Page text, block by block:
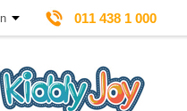
011 438 1 000